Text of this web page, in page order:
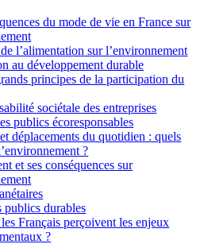
du mode de vie en France sur
l’alimentation sur l’environnement
au développement durable
principes de la participation du
sociétale des entreprises
publics écoresponsables
déplacements du quotidien : quels
?
et ses conséquences sur
publics durables
Français perçoivent les enjeux
?